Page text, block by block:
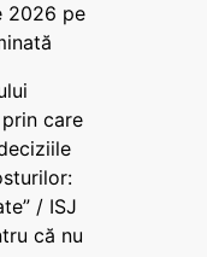
2026 pe
care
/ ISJ
că nu